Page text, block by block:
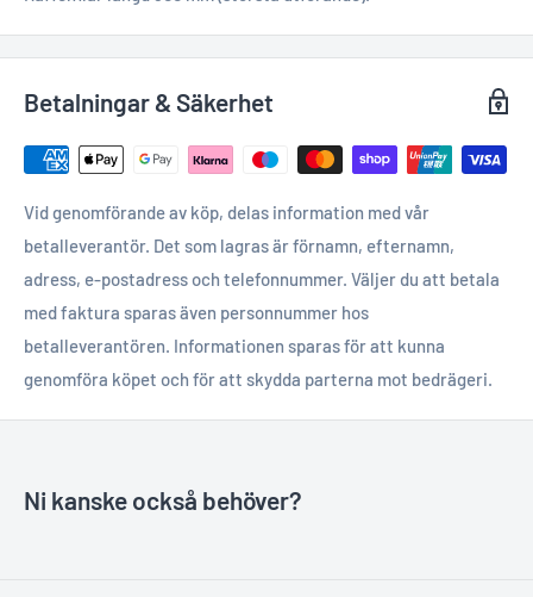
Betalningar & Säkerhet
Vid genomförande av köp, delas information med vår
betalleverantör. Det som lagras är förnamn, efternamn,
adress, e-postadress och telefonnummer. Väljer du att betala
med faktura sparas även personnummer hos
betalleverantören. Informationen sparas för att kunna
genomföra köpet och för att skydda parterna mot bedrägeri.
Ni kanske också behöver?